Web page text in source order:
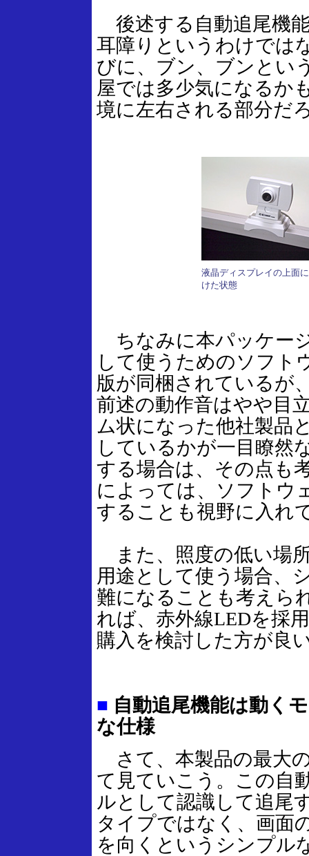
後述する自動追尾機
耳障りというわけでは
びに、ブン、ブンとい
屋では多少気になるか
境に左右される部分だ
液晶ディスプレイの上面
けた状態
ちなみに本パッケー
して使うためのソフト
版が同梱されているが
前述の動作音はやや目
ム状になった他社製品
しているかが一目瞭然
する場合は、その点も
によっては、ソフトウ
することも視野に入れ
また、照度の低い場
用途として使う場合、
難になることも考えら
れば、赤外線LEDを採
購入を検討した方が良
■ 自動追尾機能は動く
な仕様
さて、本製品の最大
て見ていこう。この自
ルとして認識して追尾
タイプではなく、画面
を向くというシンプル